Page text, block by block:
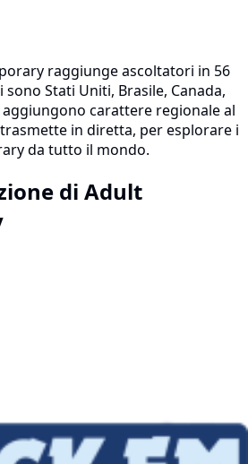
raggiunge ascoltatori in 56
Stati Uniti, Brasile, Canada,
carattere regionale al
in diretta, per esplorare i
da tutto il mondo.
di Adult